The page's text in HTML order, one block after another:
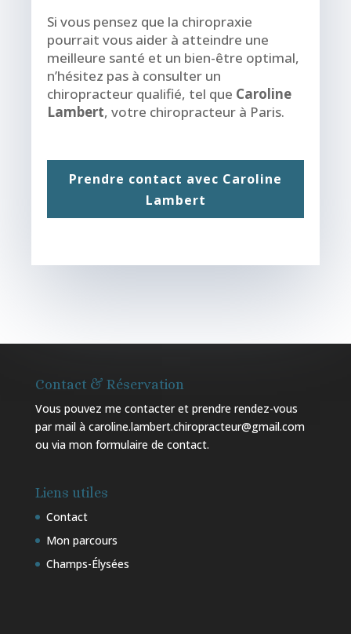
Si vous pensez que la chiropraxie
pourrait vous aider à atteindre une
meilleure santé et un bien-être optimal,
n’hésitez pas à consulter un
chiropracteur qualifié, tel que Caroline
Lambert, votre chiropracteur à Paris.
Prendre contact avec Caroline
Lambert
Contact & Réservation
Vous pouvez me contacter et prendre rendez-vous
par mail à caroline.lambert.chiropracteur@gmail.com
ou via mon formulaire de contact.
Liens utiles
Contact
Mon parcours
Champs-Élysées